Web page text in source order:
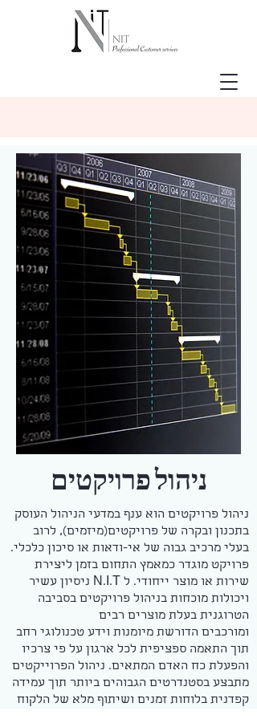
ניהול פרויקטים
ניהול פרויקטים הוא ענף במדעי הניהול העוסק
בתכנון ובקרה של פרויקטים(מיזמים), לרוב
בעלי מרכיב גבוה של אי-ודאות או סיכון כלכלי.
פרויקט מוגדר כמאמץ התחום בזמן ליצירת
שירות או מוצר ייחודי. ל N.I.T ניסיון עשיר
ויכולות מוכחות בניהול פרויקטים בסביבה
הטרוגנית בעלת מוצרים רבים
ומורכבים הדורשת מיומנות וידע טכנולוגי רחב
תוך התאמה ספציפית לכל ארגון על פי צרכיו
והפעלת כח האדם המתאים. ניהול הפרוייקטים
מתבצע בסטנדרטים הגבוהים ביותר תוך עמידה
קפדנית בלוחות זמנים ושיתוף מלא של הלקוח